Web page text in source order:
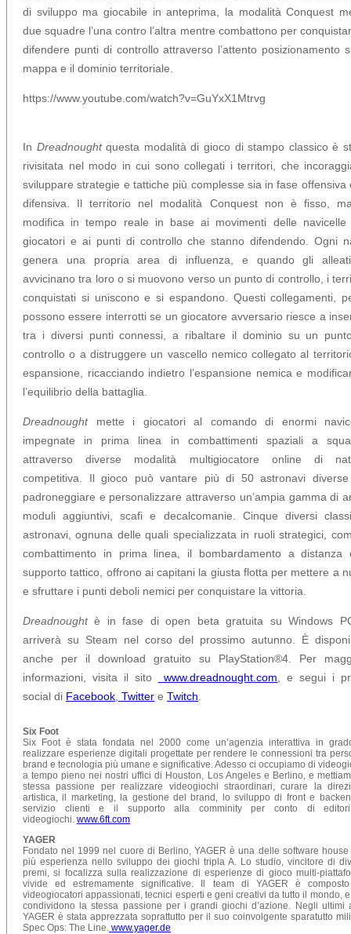
di sviluppo ma giocabile in anteprima, la modalità Conquest
due squadre l’una contro l’altra mentre combattono per
difendere punti di controllo attraverso l’attento posizionamento
mappa e il dominio territoriale.
https://www.youtube.com/watch?v=GuYxX1Mtrvg
In Dreadnoughtquesta modalità di gioco di stampo classico è
rivisitata nel modo in cui sono collegati i territori, che
sviluppare strategie e tattiche più complesse sia in fase offensiva
difensiva. Il territorio nel modalità Conquest non è fisso,
modifica in tempo reale in base ai movimenti delle navicelle
giocatori e ai punti di controllo che stanno difendendo. Ogni
genera una propria area di influenza, e quando gli
avvicinano tra loro o si muovono verso un punto di controllo, i
conquistati si uniscono e si espandono. Questi collegamenti,
possono essere interrotti se un giocatore avversario riesce a
tra i diversi punti connessi, a ribaltare il dominio su un
controllo o a distruggere un vascello nemico collegato al
espansione, ricacciando indietro l’espansione nemica e
l’equilibrio della battaglia.
Dreadnoughtmette i giocatori al comando di enormi
impegnate in prima linea in combattimenti spaziali a
attraverso diverse modalità multigiocatore online di
competitiva. Il gioco può vantare più di 50 astronavi
padroneggiare e personalizzare attraverso un’ampia gamma di
moduli aggiuntivi, scafi e decalcomanie. Cinque diversi
astronavi, ognuna delle quali specializzata in ruoli strategici,
combattimento in prima linea, il bombardamento a distanza
supporto tattico, offrono ai capitani la giusta flotta per mettere a
e sfruttare i punti deboli nemici per conquistare la vittoria.
Dreadnoughtè in fase di open beta gratuita su Windows
arriverà su Steam nel corso del prossimo autunno. È
anche per il download gratuito su PlayStation®4. Per
informazioni, visita il sito
www.dreadnought.com , e segui i
social di Facebook Twitter e Twitch
Six Foot
Six Foot è stata fondata nel 2000 come un’agenzia interattiva in
realizzare esperienze digitali progettate per rendere le connessioni tra
brand e tecnologia più umane e significative. Adesso ci occupiamo di
a tempo pieno nei nostri uffici di Houston, Los Angeles e Berlino, e
stessa passione per realizzare videogiochi straordinari, curare la
artistica, il marketing, la gestione del brand, lo sviluppo di front e
servizio clienti e il supporto alla comminity per conto di
videogiochi. www.6ft.com
YAGER
Fondato nel 1999 nel cuore di Berlino, YAGER è una delle software house
più esperienza nello sviluppo dei giochi tripla A. Lo studio, vincitore di
premi, si focalizza sulla realizzazione di esperienze di gioco multi-
vivide ed estremamente significative. Il team di YAGER è
videogiocatori appassionati, tecnici esperti e geni creativi da tutto il mondo,
condividono la stessa passione per i grandi giochi d’azione. Negli ultimi
YAGER è stata apprezzata soprattutto per il suo coinvolgente sparatutto
Spec Ops: The Line. www.yager.de